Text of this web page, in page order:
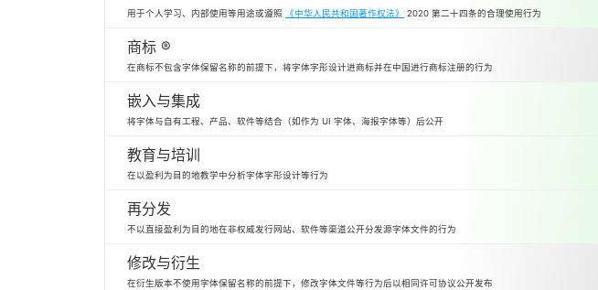
用于个人学习、内部使用等用途或遵照 《中华人民共和国著作权法》 2020 第二十四条的合理使用行为
商标 ®
在商标不包含字体保留名称的前提下，将字体字形设计进商标并在中国进行商标注册的行为
嵌入与集成
将字体与自有工程、产品、软件等结合（如作为 UI 字体、海报字体等）后公开
教育与培训
在以盈利为目的地教学中分析字体字形设计等行为
再分发
不以直接盈利为目的地在非权威发行网站、软件等渠道公开分发源字体文件的行为
修改与衍生
在衍生版本不使用字体保留名称的前提下，修改字体文件等行为后以相同许可协议公开发布